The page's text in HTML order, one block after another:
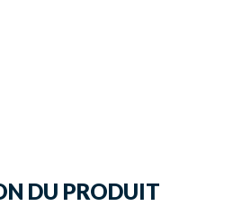
DU PRODUIT